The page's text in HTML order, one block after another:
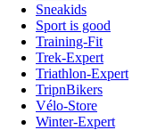
Sneakids
Sport is good
Training-Fit
Trek-Expert
Triathlon-Expert
TripnBikers
Vélo-Store
Winter-Expert